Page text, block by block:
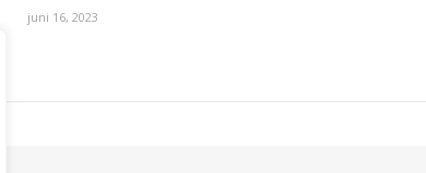
juni 16, 2023